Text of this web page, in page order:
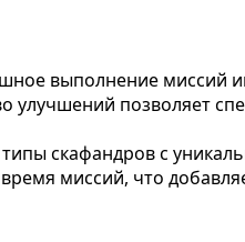
выполнение миссий
позволяет
скафандров с
миссий, что